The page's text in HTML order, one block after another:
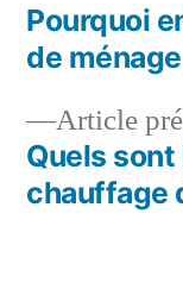
l’article
Article
Quels
chauffage
Pourquoi
de